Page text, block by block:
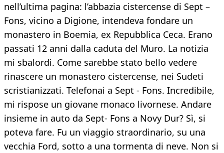
nell’ultima pagina: l’abbazia cistercense di Sept –
Fons, vicino a Digione, intendeva fondare un
monastero in Boemia, ex Repubblica Ceca. Erano
passati 12 anni dalla caduta del Muro. La notizia
mi sbalordì. Come sarebbe stato bello vedere
rinascere un monastero cistercense, nei Sudeti
scristianizzati. Telefonai a Sept - Fons. Incredibile,
mi rispose un giovane monaco livornese. Andare
insieme in auto da Sept- Fons a Novy Dur? Sì, si
poteva fare. Fu un viaggio straordinario, su una
vecchia Ford, sotto a una tormenta di neve. Non si